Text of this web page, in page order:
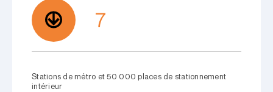
7
Stations de métro et 50 000 places de stationnement
intérieur